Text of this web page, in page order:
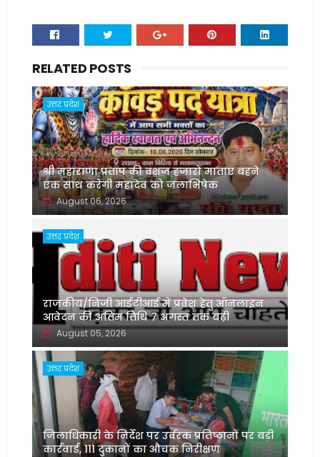
RELATED POSTS
उत्तर प्रदेश
श्री महाराणा प्रताप की वंशज हजारों माताएं बहने
एक साथ करेंगी महादेव को जलाभिषेक
August 06, 2026
उत्तर प्रदेश
राजकीय/निजी आईटीआई में प्रवेश हेतु ऑनलाइन
आवेदन की अंतिम तिथि 7 अगस्त तक बढ़ी
August 05, 2026
उत्तर प्रदेश
जिलाधिकारी के निर्देश पर उर्वरक प्रतिष्ठानों पर बड़ी
कार्रवाई, 111 दुकानों का औचक निरीक्षण